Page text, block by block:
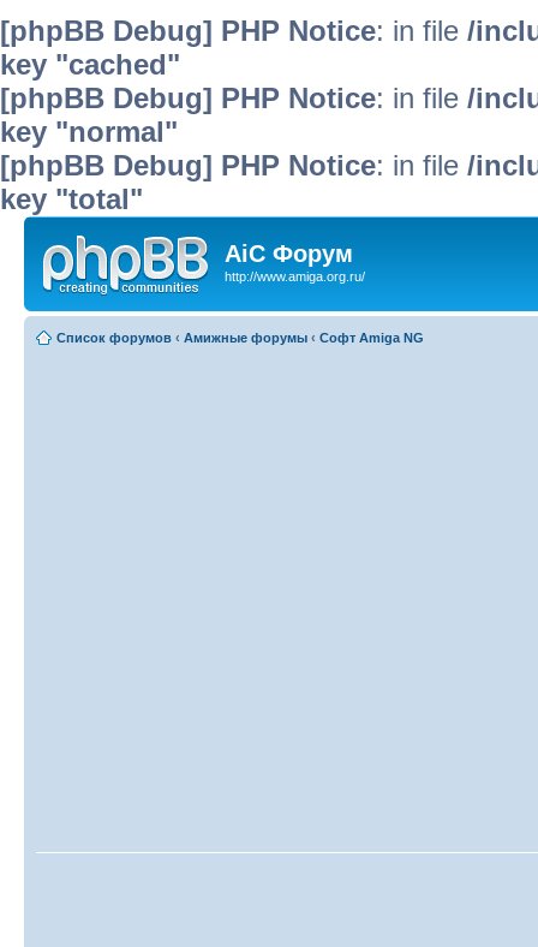
[phpBB Debug] PHP Notice: in file /
key "cached"
[phpBB Debug] PHP Notice: in file /
key "normal"
[phpBB Debug] PHP Notice: in file /
key "total"
AiC Форум
http://www.amiga.org.ru/
Список форумов ‹ Амижные форумы ‹ Софт Amiga NG